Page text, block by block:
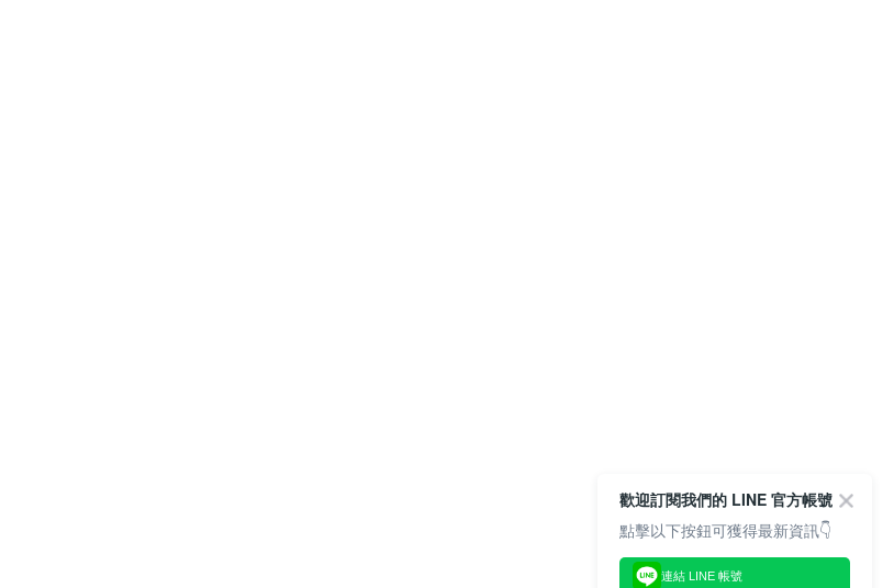
歡迎訂閱我們的 LINE 官方帳號
點擊以下按鈕可獲得最新資訊👇
連結 LINE 帳號